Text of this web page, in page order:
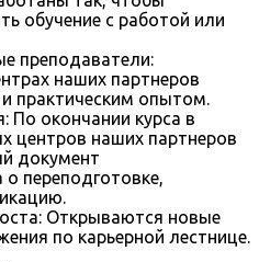
обучение с работой или
преподаватели:
наших партнеров
практическим опытом.
По окончании курса в
центров наших партнеров
документ
о переподготовке,
Открываются новые
по карьерной лестнице.